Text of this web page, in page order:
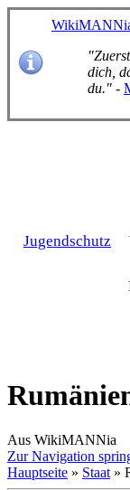
dich,
du." -
Jugendschutz
Aus WikiMANNia
Zur Navigation
Hauptseite » Staat »